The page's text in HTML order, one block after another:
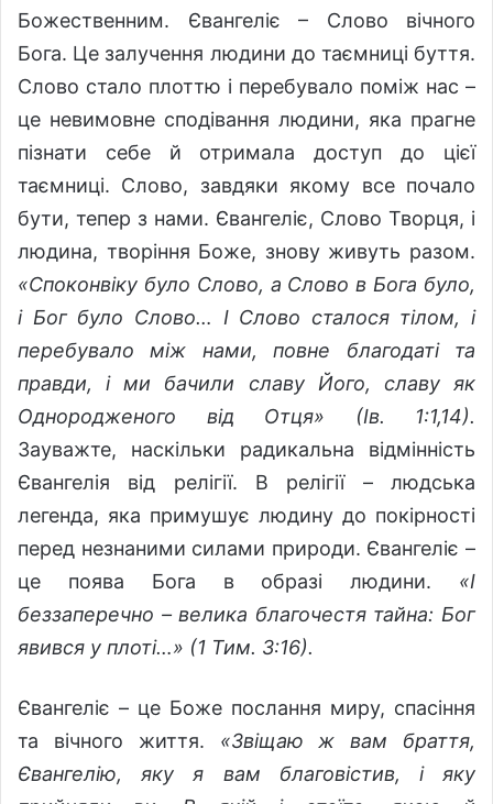
Божественним. Євангеліє – Слово вічного
Бога. Це залучення людини до таємниці буття.
Слово стало плоттю і перебувало поміж нас –
це невимовне сподівання людини, яка прагне
пізнати себе й отримала доступ до цієї
таємниці. Слово, завдяки якому все почало
бути, тепер з нами. Євангеліє, Слово Творця, і
людина, творіння Боже, знову живуть разом.
«Споконвіку було Слово, а Слово в Бога було,
і Бог було Слово… І Слово сталося тілом, і
перебувало між нами, повне благодаті та
правди, і ми бачили славу Його, славу як
Однородженого від Отця» (Ів. 1:1,14).
Зауважте, наскільки радикальна відмінність
Євангелія від релігії. В релігії – людська
легенда, яка примушує людину до покірності
перед незнаними силами природи. Євангеліє –
це поява Бога в образі людини. «І
беззаперечно – велика благочестя тайна: Бог
явився у плоті…» (1 Тим. 3:16).
Євангеліє – це Боже послання миру, спасіння
та вічного життя. «Звіщаю ж вам браття,
Євангелію, яку я вам благовістив, і яку